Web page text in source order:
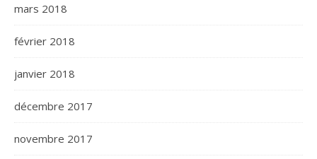
mars 2018
février 2018
janvier 2018
décembre 2017
novembre 2017